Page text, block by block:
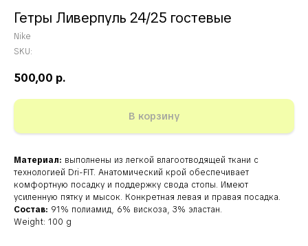
Гетры Ливерпуль 24/25 гостевые
Nike
SKU:
500,00 р.
В корзину
Материал: выполнены из легкой влагоотводящей ткани с
технологией Dri-FIT. Анатомический крой обеспечивает
комфортную посадку и поддержку свода стопы. Имеют
усиленную пятку и мысок. Конкретная левая и правая посадка.
Состав: 91% полиамид, 6% вискоза, 3% эластан.
Weight: 100 g